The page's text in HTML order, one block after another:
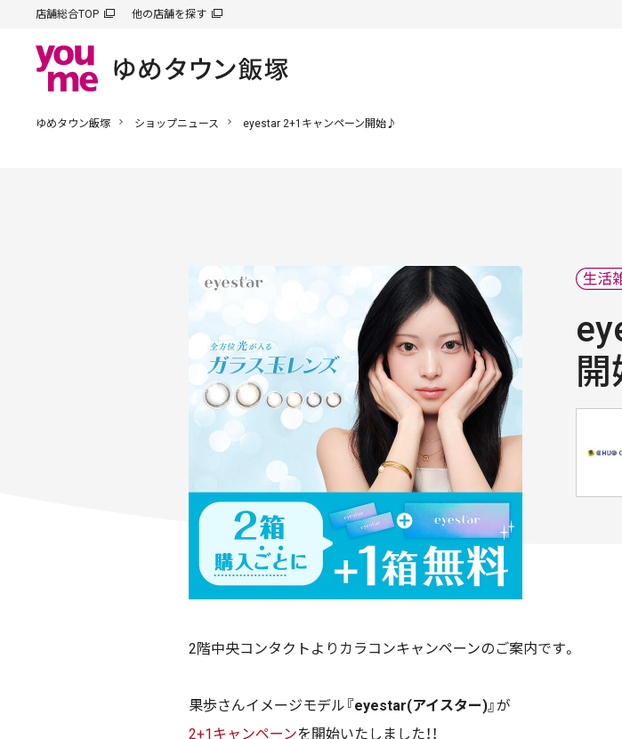
店舗総合TOP 他の店舗を探す
ゆめタウン飯塚 ショップニュース eyestar 2+1キャンペーン開始♪
2階中央コンタクトよりカラコンキャンペーンのご案内です。
果歩さんイメージモデル 『eyestar(アイスター)』が
2+1キャンペーンを開始いたしました！！